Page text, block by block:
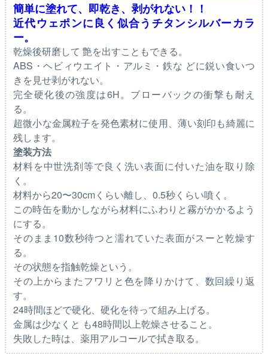
簡単に塗れて、即乾き、剥がれない！！
近代ウェポンに良く似合うチタンシルバーカラ
ー。
乾燥後研磨して 艶を出すこともできる。
ABS・ヘビィウエイト・アルミ・鉄な どに鋭い食いつ
きを見せ剥がれない。
完全硬化後の強度は6H。ブローバックの衝撃も耐え
る。
超微小な金属粒子を発色素材に使用、薄い刻印も綺麗に
残します。
塗装方法
材料を中世洗剤等で良く洗い表面に付いた油を取り除
く。
材料から20〜30cmくらい離し、0.5秒くらい噴く。
この時缶を動かしながら材料にふわりと霧がかかるよう
にする。
そのまま10数秒待つと濡れていた表面がスーと乾燥す
る。
その状態を指触乾燥という。
その上からまたフワリと色を降りかけて、数回繰り返
す。
24時間ほどで硬化、硬化を待って組み上げる。
金属は少なくと も48時間以上乾燥させること。
失敗した時は、薬用アルコールで拭き取る。